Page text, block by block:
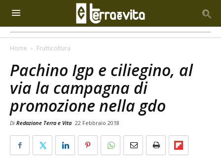
Home Frutticoltura
Pachino Igp e ciliegino, al
via la campagna di
promozione nella gdo
Di Redazione Terra e Vita 22 Febbraio 2018